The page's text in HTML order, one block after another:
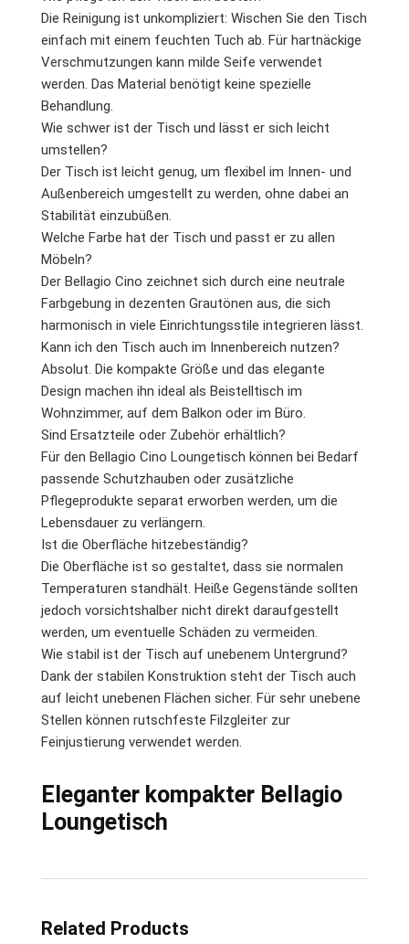
Die Reinigung ist unkompliziert: Wischen Sie den Tisch
einfach mit einem feuchten Tuch ab. Für hartnäckige
Verschmutzungen kann milde Seife verwendet
werden. Das Material benötigt keine spezielle
Behandlung.
Wie schwer ist der Tisch und lässt er sich leicht
umstellen?
Der Tisch ist leicht genug, um flexibel im Innen- und
Außenbereich umgestellt zu werden, ohne dabei an
Stabilität einzubüßen.
Welche Farbe hat der Tisch und passt er zu allen
Möbeln?
Der Bellagio Cino zeichnet sich durch eine neutrale
Farbgebung in dezenten Grautönen aus, die sich
harmonisch in viele Einrichtungsstile integrieren lässt.
Kann ich den Tisch auch im Innenbereich nutzen?
Absolut. Die kompakte Größe und das elegante
Design machen ihn ideal als Beistelltisch im
Wohnzimmer, auf dem Balkon oder im Büro.
Sind Ersatzteile oder Zubehör erhältlich?
Für den Bellagio Cino Loungetisch können bei Bedarf
passende Schutzhauben oder zusätzliche
Pflegeprodukte separat erworben werden, um die
Lebensdauer zu verlängern.
Ist die Oberfläche hitzebeständig?
Die Oberfläche ist so gestaltet, dass sie normalen
Temperaturen standhält. Heiße Gegenstände sollten
jedoch vorsichtshalber nicht direkt daraufgestellt
werden, um eventuelle Schäden zu vermeiden.
Wie stabil ist der Tisch auf unebenem Untergrund?
Dank der stabilen Konstruktion steht der Tisch auch
auf leicht unebenen Flächen sicher. Für sehr unebene
Stellen können rutschfeste Filzgleiter zur
Feinjustierung verwendet werden.
Eleganter kompakter Bellagio
Loungetisch
Related Products